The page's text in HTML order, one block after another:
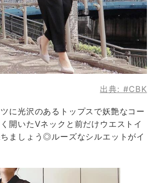
出典: #CBK
に光沢のあるトップスで妖艶なコー
開いたVネックと前だけウエストイ
ましょう◎ルーズなシルエットがイ